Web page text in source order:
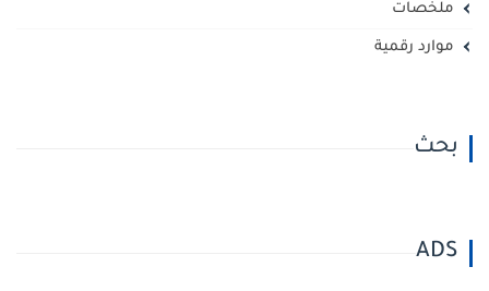
ملخصات
موارد رقمية
بحث
ADS